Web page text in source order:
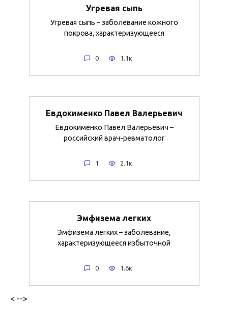
Угревая сыпь
Угревая сыпь – заболевание кожного
покрова, характеризующееся
0 1.1к.
Евдокименко Павел Валерьевич
Евдокименко Павел Валерьевич –
российский врач-ревматолог
1 2.1к.
Эмфизема легких
Эмфизема легких – заболевание,
характеризующееся избыточной
0 1.6к.
< -->